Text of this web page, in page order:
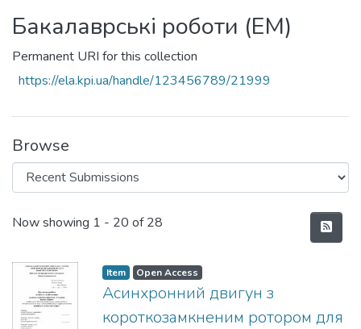
Бакалаврські роботи (ЕМ)
Permanent URI for this collection
https://ela.kpi.ua/handle/123456789/21999
Browse
Recent Submissions
Now showing 1 - 20 of 28
Item Open Access
Асинхронний двигун з
короткозамкненим ротором для